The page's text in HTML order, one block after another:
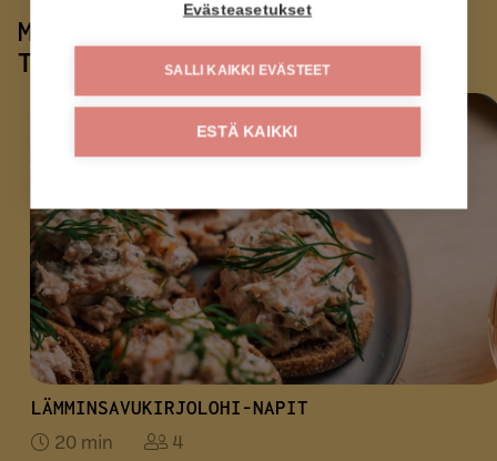
MILLÄS RESEPTILLÄ KOKKAISIN
TÄTÄ?
LÄMMINSAVUKIRJOLOHI-NAPIT
20 min
4
Evästeasetukset
SALLI KAIKKI EVÄSTEET
ESTÄ KAIKKI